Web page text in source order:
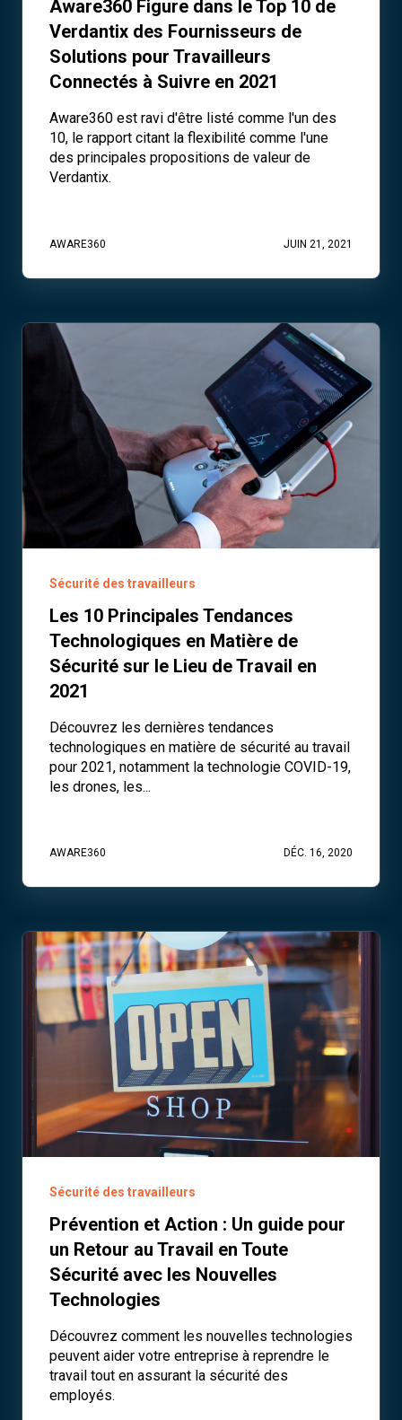
Aware360 Figure dans le Top 10 de
Verdantix des Fournisseurs de
Solutions pour Travailleurs
Connectés à Suivre en 2021
Aware360 est ravi d'être listé comme l'un des
10, le rapport citant la flexibilité comme l'une
des principales propositions de valeur de
Verdantix.
AWARE360 JUIN 21, 2021
Sécurité des travailleurs
Les 10 Principales Tendances
Technologiques en Matière de
Sécurité sur le Lieu de Travail en
2021
Découvrez les dernières tendances
technologiques en matière de sécurité au travail
pour 2021, notamment la technologie COVID-19,
les drones, les...
AWARE360 DÉC. 16, 2020
Sécurité des travailleurs
Prévention et Action : Un guide pour
un Retour au Travail en Toute
Sécurité avec les Nouvelles
Technologies
Découvrez comment les nouvelles technologies
peuvent aider votre entreprise à reprendre le
travail tout en assurant la sécurité des
employés.